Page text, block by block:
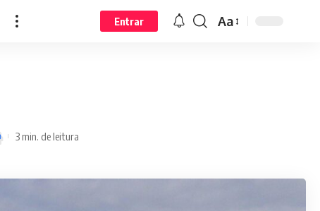
Entrar Aa
3 min. de leitura